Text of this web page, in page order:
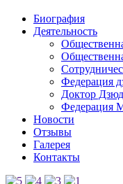
Биография
Деятельность
Федерация
Доктор
Федерация
Новости
Отзывы
Галерея
Контакты